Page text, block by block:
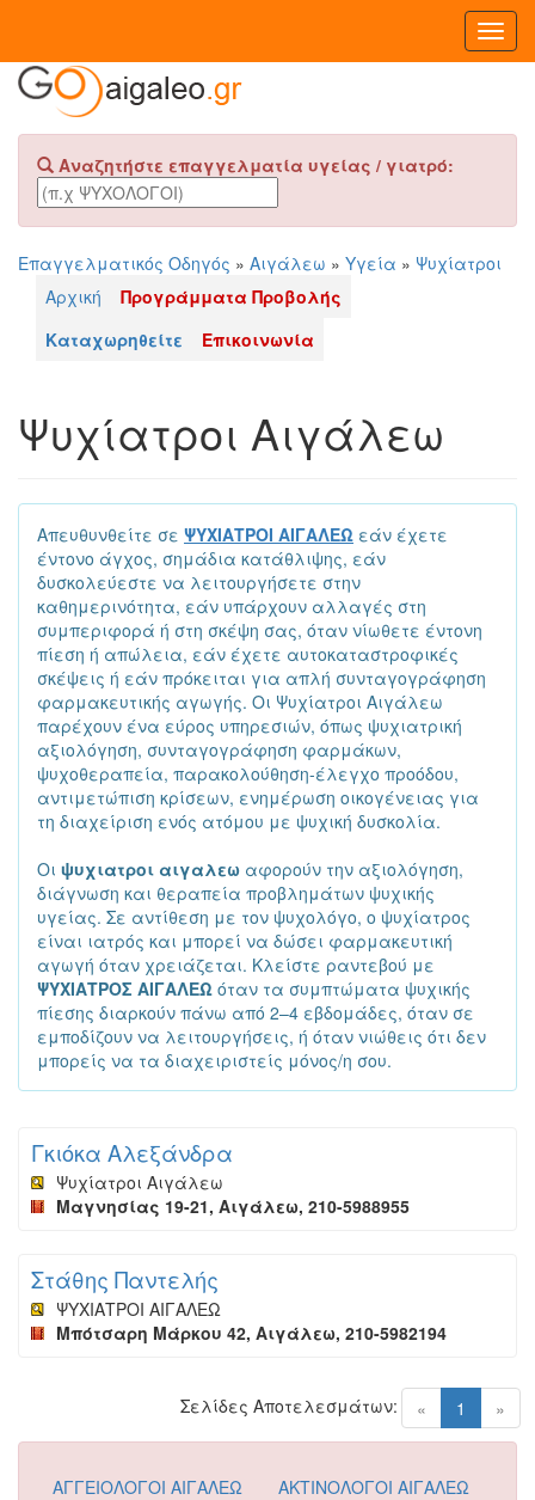
Αναζητήστε επαγγελματία υγείας / γιατρό:
Επαγγελματικός Οδηγός » Αιγάλεω » Υγεία » Ψυχίατροι
Αρχική
Προγράμματα Προβολής
Καταχωρηθείτε
Επικοινωνία
Ψυχίατροι Αιγάλεω
Απευθυνθείτε σε ΨΥΧΙΑΤΡΟΙ ΑΙΓΑΛΕΩ εάν έχετε
έντονο άγχος, σημάδια κατάθλιψης, εάν
δυσκολεύεστε να λειτουργήσετε στην
καθημερινότητα, εάν υπάρχουν αλλαγές στη
συμπεριφορά ή στη σκέψη σας, όταν νίωθετε έντονη
πίεση ή απώλεια, εάν έχετε αυτοκαταστροφικές
σκέψεις ή εάν πρόκειται για απλή συνταγογράφηση
φαρμακευτικής αγωγής. Οι Ψυχίατροι Αιγάλεω
παρέχουν ένα εύρος υπηρεσιών, όπως ψυχιατρική
αξιολόγηση, συνταγογράφηση φαρμάκων,
ψυχοθεραπεία, παρακολούθηση-έλεγχο προόδου,
αντιμετώπιση κρίσεων, ενημέρωση οικογένειας για
τη διαχείριση ενός ατόμου με ψυχική δυσκολία.
Οι ψυχιατροι αιγαλεω αφορούν την αξιολόγηση,
διάγνωση και θεραπεία προβλημάτων ψυχικής
υγείας. Σε αντίθεση με τον ψυχολόγο, ο ψυχίατρος
είναι ιατρός και μπορεί να δώσει φαρμακευτική
αγωγή όταν χρειάζεται. Κλείστε ραντεβού με
ΨΥΧΙΑΤΡΟΣ ΑΙΓΑΛΕΩ όταν τα συμπτώματα ψυχικής
πίεσης διαρκούν πάνω από 2–4 εβδομάδες, όταν σε
εμποδίζουν να λειτουργήσεις, ή όταν νιώθεις ότι δεν
μπορείς να τα διαχειριστείς μόνος/η σου.
Γκιόκα Αλεξάνδρα
Ψυχίατροι Αιγάλεω
Μαγνησίας 19-21, Αιγάλεω, 210-5988955
Στάθης Παντελής
ΨΥΧΙΑΤΡΟΙ ΑΙΓΑΛΕΩ
Μπότσαρη Μάρκου 42, Αιγάλεω, 210-5982194
« 1 (current)
»
Σελίδες Αποτελεσμάτων:
ΑΓΓΕΙΟΛΟΓΟΙ ΑΙΓΑΛΕΩ ΑΚΤΙΝΟΛΟΓΟΙ ΑΙΓΑΛΕΩ